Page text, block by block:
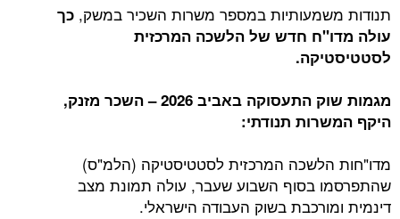
תנודות משמעותיות במספר משרות השכיר במשק, כך
עולה מדו"ח חדש של הלשכה המרכזית
לסטטיסטיקה.
מגמות שוק התעסוקה באביב 2026 – השכר מזנק,
היקף המשרות תנודתי:
מדו"חות הלשכה המרכזית לסטטיסטיקה (הלמ"ס)
שהתפרסמו בסוף השבוע שעבר, עולה תמונת מצב
דינמית ומורכבת בשוק העבודה הישראלי.